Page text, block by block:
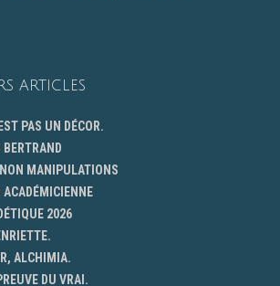
ARTICLES
PAS UN DÉCOR.
MANIPULATIONS
ACADÉMICIENNE
2026
ALCHIMIA.
DU VRAI.